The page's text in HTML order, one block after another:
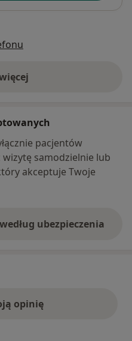
o adresie
pacjentów
wizytę samodzielnie lub
akceptuje Twoje
ubezpieczenia
opinię